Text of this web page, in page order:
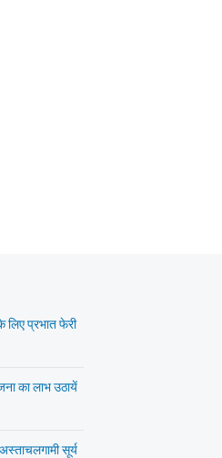
प्रभात फेरी
का लाभ उठायें
सूर्य